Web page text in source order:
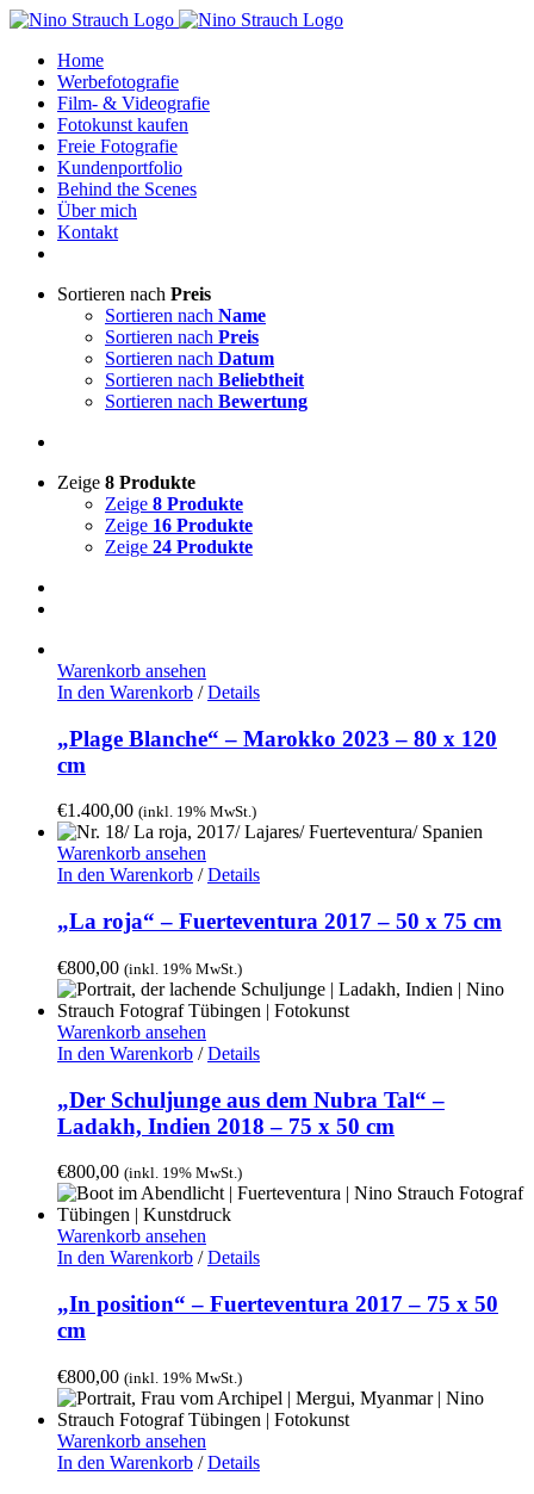
Zum
springenHome
Werbefotografie
Film- & Videografie
Fotokunst kaufen
Freie Fotografie
Kundenportfolio
Behind the Scenes
Über mich
Kontakt
Sortieren nach Preis
Sortieren nach Name
Sortieren nach Preis
Sortieren nach Datum
Sortieren nach Beliebtheit
Sortieren nach Bewertung
Zeige 8 Produkte
Zeige 8 Produkte
Zeige 16 Produkte
Zeige 24 Produkte
Warenkorb ansehen
In den Warenkorb / Details
„Plage Blanche“ – Marokko 2023 – 80 x 120
cm
€1.400,00 (inkl. 19% MwSt.)
Warenkorb ansehen
In den Warenkorb / Details
„La roja“ – Fuerteventura 2017 – 50 x 75 cm
€800,00 (inkl. 19% MwSt.)
Warenkorb ansehen
In den Warenkorb / Details
„Der Schuljunge aus dem Nubra Tal“ –
Ladakh, Indien 2018 – 75 x 50 cm
€800,00 (inkl. 19% MwSt.)
Warenkorb ansehen
In den Warenkorb / Details
„In position“ – Fuerteventura 2017 – 75 x 50
cm
€800,00 (inkl. 19% MwSt.)
Warenkorb ansehen
In den Warenkorb / Details